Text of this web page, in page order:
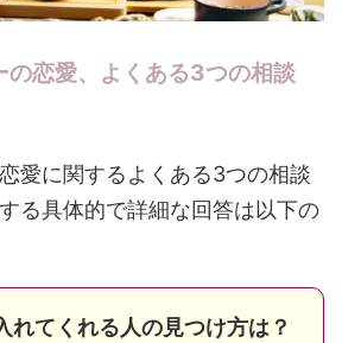
の恋愛、よくある3つの相談
愛に関するよくある3つの相談
る具体的で詳細な回答は以下の
れてくれる人の見つけ方は？